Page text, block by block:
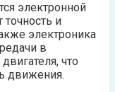
электронной
и
электроника
в
что
движения.